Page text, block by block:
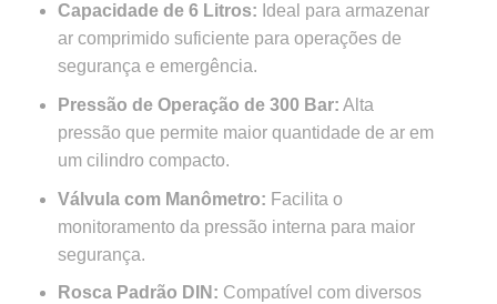
Capacidade de 6 Litros: Ideal para armazenar
ar comprimido suficiente para operações de
segurança e emergência.
Pressão de Operação de 300 Bar: Alta
pressão que permite maior quantidade de ar em
um cilindro compacto.
Válvula com Manômetro: Facilita o
monitoramento da pressão interna para maior
segurança.
Rosca Padrão DIN: Compatível com diversos